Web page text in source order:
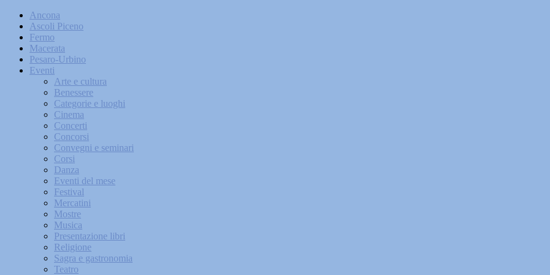
Ancona
Ascoli Piceno
Fermo
Macerata
Pesaro-Urbino
Eventi
Arte e cultura
Benessere
Categorie e luoghi
Cinema
Concerti
Concorsi
Convegni e seminari
Corsi
Danza
Eventi del mese
Festival
Mercatini
Mostre
Musica
Presentazione libri
Religione
Sagra e gastronomia
Teatro